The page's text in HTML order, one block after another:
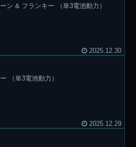
ン & フランキー （単3電池動力）
2025.12.30
（単3電池動力）
2025.12.29